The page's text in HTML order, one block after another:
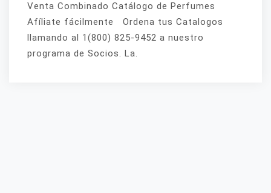
Venta Combinado Catálogo de Perfumes
Afíliate fácilmente Ordena tus Catalogos
llamando al 1(800) 825-9452 a nuestro
programa de Socios. La.